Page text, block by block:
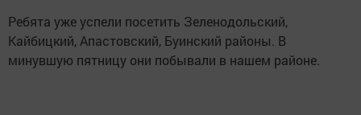
Ребята уже успели посетить Зеленодольский,
Кайбицкий, Апастовский, Буинский районы. В
минувшую пятницу они побывали в нашем районе.